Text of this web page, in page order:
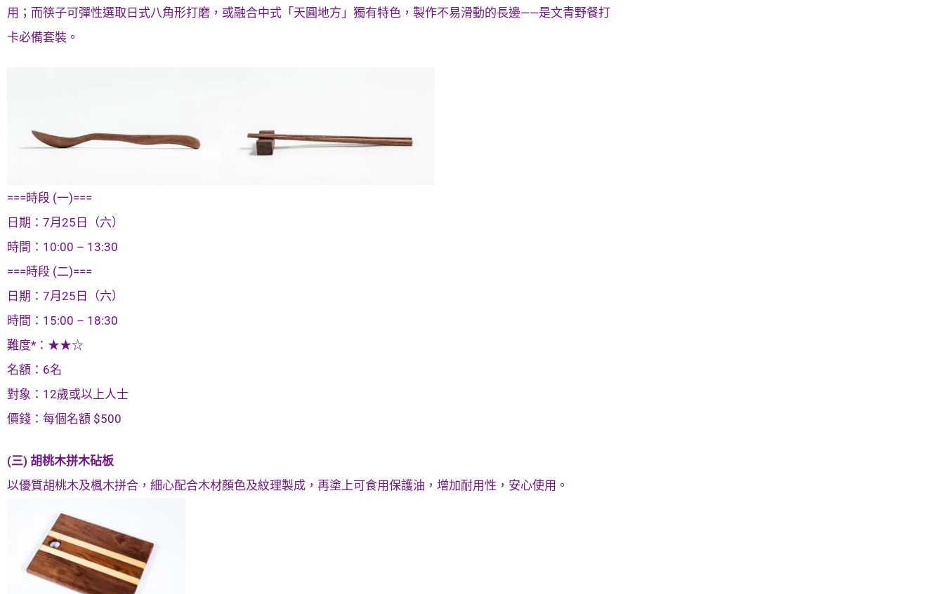
用；而筷子可彈性選取日式八角形打磨，或融合中式「天圓地方」獨有特色，製作不易滑動的長邊——是文青野餐打
卡必備套裝。
===時段 (一)===
日期：7月25日（六）
時間：10:00 – 13:30
===時段 (二)===
日期：7月25日（六）
時間：15:00 – 18:30
難度*：★★☆
名額：6名
對象：12歲或以上人士
價錢：每個名額 $500
(三) 胡桃木拼木砧板
以優質胡桃木及楓木拼合，細心配合木材顏色及紋理製成，再塗上可食用保護油，增加耐用性，安心使用。